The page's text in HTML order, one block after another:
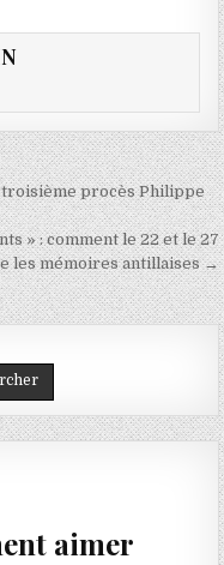
troisième procès Philippe
» : comment le 22 et le 27
les mémoires antillaises →
aimer